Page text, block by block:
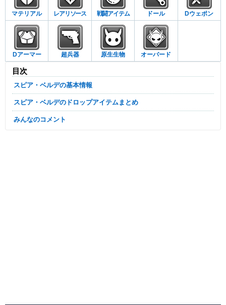
マテリアル レアリソース 戦闘アイテム ドール Dウェポン
Dアーマー 超兵器 原生生物 オーバード
目次
スピア・ベルデの基本情報
スピア・ベルデのドロップアイテムまとめ
みんなのコメント